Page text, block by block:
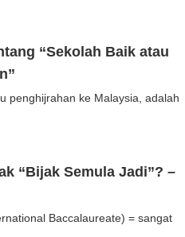
“Sekolah Baik atau
penghijrahan ke Malaysia, adalah
“Bijak Semula Jadi”? –
Baccalaureate) = sangat